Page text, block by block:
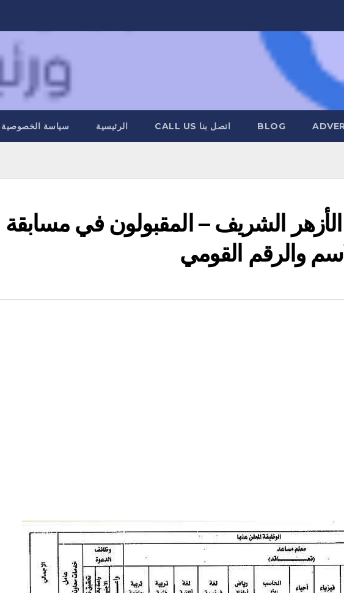
BLOG اتصل بنا CALL US الرئيسية سياسة الخصوصية
الأزهر الشريف – المقبولون في مسابقة